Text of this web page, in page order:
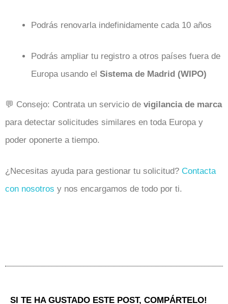
Podrás renovarla indefinidamente cada 10 años
Podrás ampliar tu registro a otros países fuera de
Europa usando el Sistema de Madrid (WIPO)
💬 Consejo: Contrata un servicio de vigilancia de marca
para detectar solicitudes similares en toda Europa y
poder oponerte a tiempo.
¿Necesitas ayuda para gestionar tu solicitud? Contacta
con nosotros y nos encargamos de todo por ti.
SI TE HA GUSTADO ESTE POST, COMPÁRTELO!